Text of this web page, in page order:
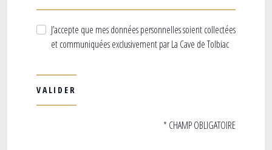
J’accepte que mes données personnelles soient collectées
et communiquées exclusivement par La Cave de Tolbiac
* CHAMP OBLIGATOIRE